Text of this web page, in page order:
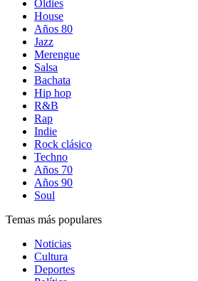
Oldies
House
Años 80
Jazz
Merengue
Salsa
Bachata
Hip hop
R&B
Rap
Indie
Rock clásico
Techno
Años 70
Años 90
Soul
Temas más populares
Noticias
Cultura
Deportes